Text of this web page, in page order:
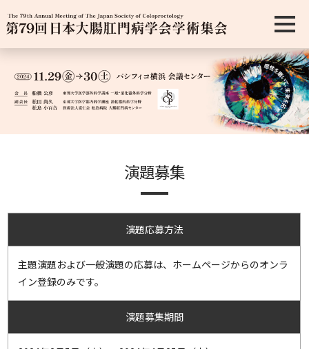
演題募集
演題応募方法
主題演題および一般演題の応募は、ホームページからのオンラ
イン登録のみです。
演題募集期間